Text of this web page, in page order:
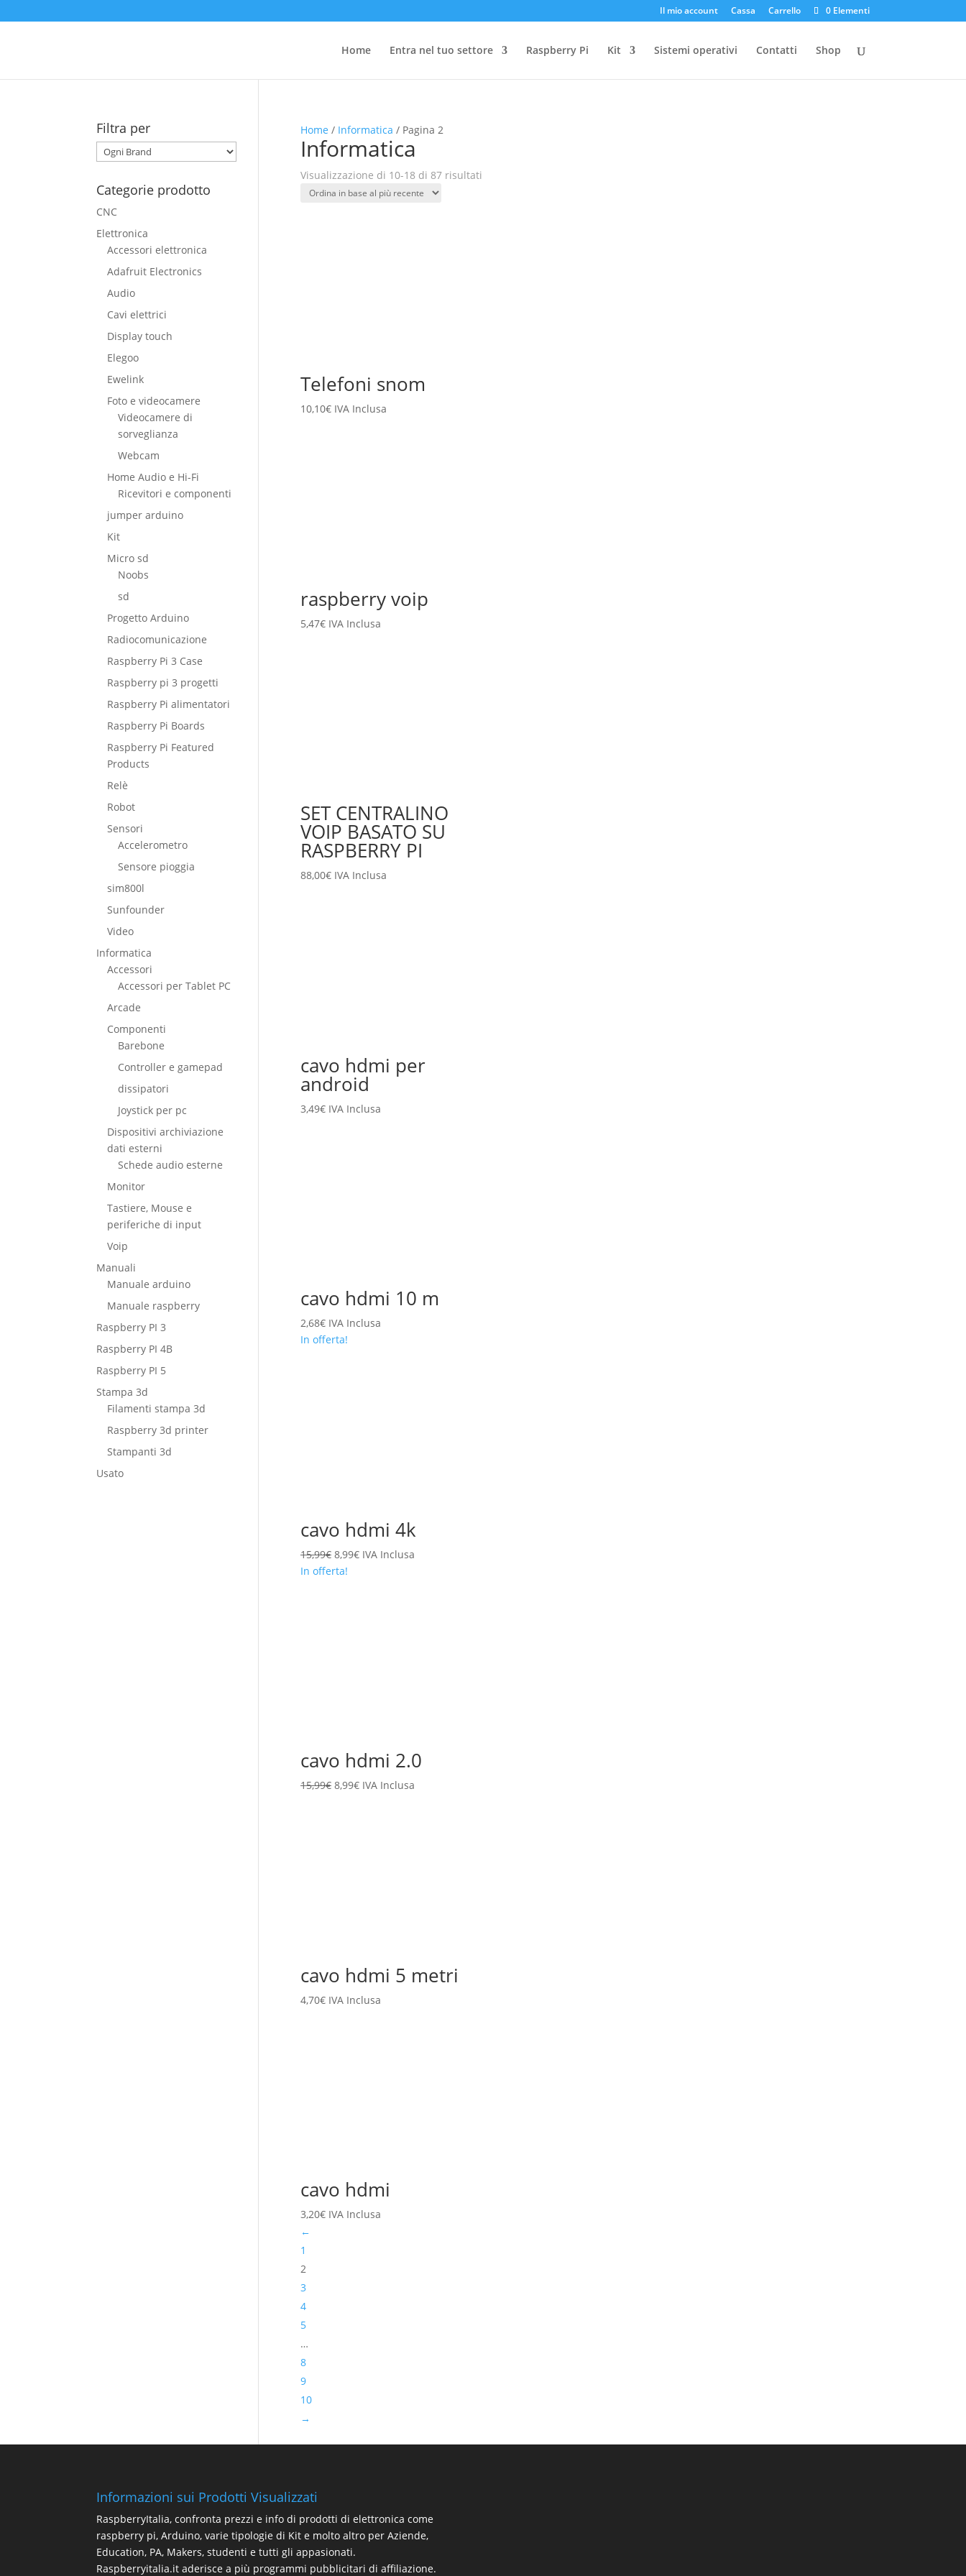
Il mio account Cassa Carrello 0 Elementi
Home Entra nel tuo settore Raspberry Pi Kit Sistemi operativi Contatti Shop
Home / Informatica / Pagina 2
Informatica
Visualizzazione di 10-18 di 87 risultatiOrdina
Telefoni snom
10,10€ IVA Inclusa
raspberry voip
5,47€ IVA Inclusa
SET CENTRALINO
VOIP BASATO SU
RASPBERRY PI
88,00€ IVA Inclusa
cavo hdmi per
android
3,49€ IVA Inclusa
cavo hdmi 10 m
2,68€ IVA Inclusa
In offerta!
cavo hdmi 4k
15,99€ Il
prezzo
8,99€IlIVA Inclusa
In offerta!
cavo hdmi 2.0
15,99€ Il
8,99€IlIVA Inclusa
cavo hdmi 5 metri
4,70€ IVA Inclusa
cavo hdmi
3,20€ IVA Inclusa
←
1
2
3
4
5
…
8
9
10
→
Filtra per
Categorie prodotto
CNC
Elettronica
Accessori elettronica
Adafruit Electronics
Audio
Cavi elettrici
Display touch
Elegoo
Ewelink
Foto e videocamere
Videocamere di
sorveglianza
Webcam
Home Audio e Hi-Fi
Ricevitori e componenti
jumper arduino
Kit
Micro sd
Noobs
sd
Progetto Arduino
Radiocomunicazione
Raspberry Pi 3 Case
Raspberry pi 3 progetti
Raspberry Pi alimentatori
Raspberry Pi Boards
Raspberry Pi Featured
Products
Relè
Robot
Sensori
Accelerometro
Sensore pioggia
sim800l
Sunfounder
Video
Informatica
Accessori
Accessori per Tablet PC
Arcade
Componenti
Barebone
Controller e gamepad
dissipatori
Joystick per pc
Dispositivi archiviazione
dati esterni
Schede audio esterne
Monitor
Tastiere, Mouse e
periferiche di input
Voip
Manuali
Manuale arduino
Manuale raspberry
Raspberry PI 3
Raspberry PI 4B
Raspberry PI 5
Stampa 3d
Filamenti stampa 3d
Raspberry 3d printer
Stampanti 3d
Usato
Informazioni sui Prodotti Visualizzati
RaspberryItalia, confronta prezzi e info di prodotti di elettronica come
raspberry pi, Arduino, varie tipologie di Kit e molto altro per Aziende,
Education, PA, Makers, studenti e tutti gli appasionati.
Raspberryitalia.it aderisce a più programmi pubblicitari di affiliazione.